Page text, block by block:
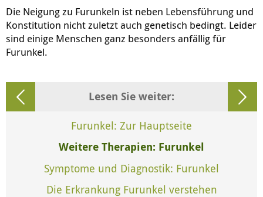
Die Neigung zu Furunkeln ist neben Lebensführung und
Konstitution nicht zuletzt auch genetisch bedingt. Leider
sind einige Menschen ganz besonders anfällig für
Furunkel.
Lesen Sie weiter:
Furunkel: Zur Hauptseite
Weitere Therapien: Furunkel
Symptome und Diagnostik: Furunkel
Die Erkrankung Furunkel verstehen